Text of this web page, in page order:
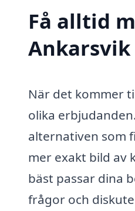
Få alltid
Ankarsvik
När det kommer
olika
alternativen som
mer exakt bild av
bäst passar dina
frågor och